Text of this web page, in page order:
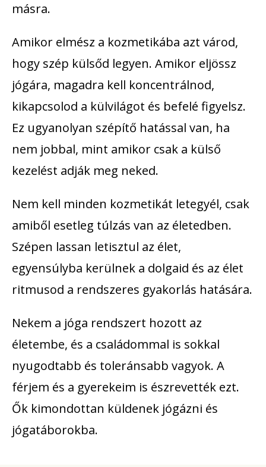
másra.
Amikor elmész a kozmetikába azt várod,
hogy szép külsőd legyen. Amikor eljössz
jógára, magadra kell koncentrálnod,
kikapcsolod a külvilágot és befelé figyelsz.
Ez ugyanolyan szépítő hatással van, ha
nem jobbal, mint amikor csak a külső
kezelést adják meg neked.
Nem kell minden kozmetikát letegyél, csak
amiből esetleg túlzás van az életedben.
Szépen lassan letisztul az élet,
egyensúlyba kerülnek a dolgaid és az élet
ritmusod a rendszeres gyakorlás hatására.
Nekem a jóga rendszert hozott az
életembe, és a családommal is sokkal
nyugodtabb és toleránsabb vagyok. A
férjem és a gyerekeim is észrevették ezt.
Ők kimondottan küldenek jógázni és
jógatáborokba.